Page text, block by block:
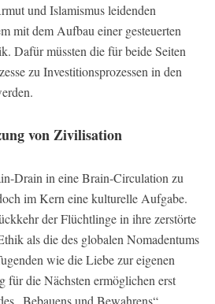
und Islamismus leidenden
mit dem Aufbau einer gesteuerten
Dafür müssten die für beide Seiten
zu Investitionsprozessen in den
von Zivilisation
Drain in eine Brain-Circulation zu
im Kern eine kulturelle Aufgabe.
der Flüchtlinge in ihre zerstörte
als die des globalen Nomadentums
wie die Liebe zur eigenen
für die Nächsten ermöglichen erst
„Bebauens und Bewahrens“.